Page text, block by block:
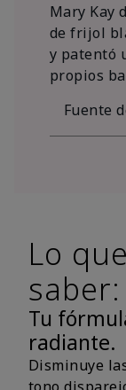
Mary Kay
de frijol
y patentó
propios
Fuente
Lo
saber:
Tu
radiante.
Disminuye